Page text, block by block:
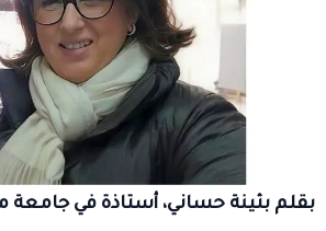
بقلم بثينة حساني، أستاذة في جامعة